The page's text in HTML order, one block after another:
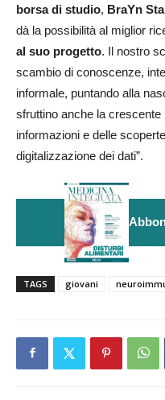
borsa di studio, BraYn
dà la possibilità al miglior
al suo progetto. Il nostro
scambio di conoscenze,
informale, puntando alla
sfruttino anche la
informazioni e delle
digitalizzazione dei dati”.
TAGS giovani